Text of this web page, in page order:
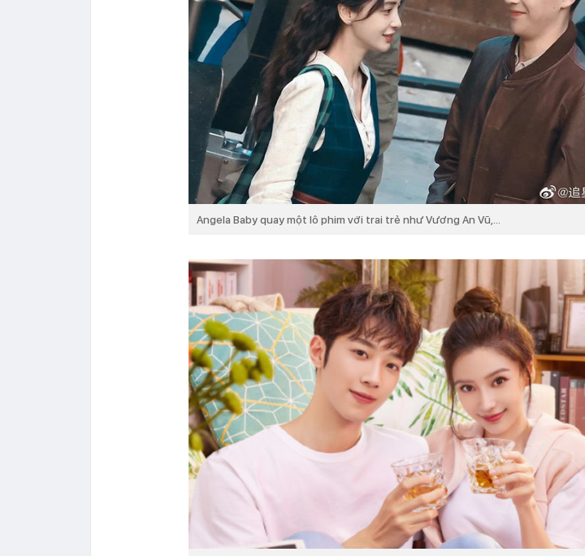
Angela Baby quay một lô phim với trai trẻ như Vương An Vũ,...